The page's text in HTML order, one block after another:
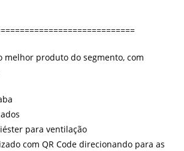
melhor produto do segmento, com
para ventilação
com QR Code direcionando para as